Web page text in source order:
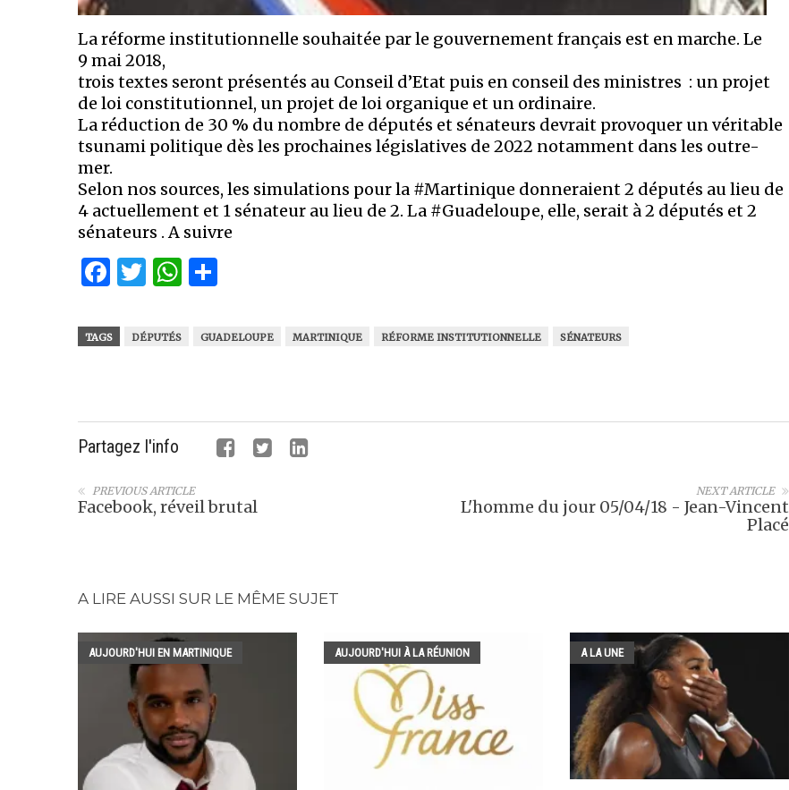
La réforme institutionnelle souhaitée par le gouvernement français est en marche. Le
9 mai 2018,
trois textes seront présentés au Conseil d’Etat puis en conseil des ministres : un projet
de loi constitutionnel, un projet de loi organique et un ordinaire.
La réduction de 30 % du nombre de députés et sénateurs devrait provoquer un véritable
tsunami politique dès les prochaines législatives de 2022 notamment dans les outre-
mer.
Selon nos sources, les simulations pour la #Martinique donneraient 2 députés au lieu de
4 actuellement et 1 sénateur au lieu de 2. La #Guadeloupe, elle, serait à 2 députés et 2
sénateurs . A suivre
Facebook
Twitter
WhatsApp
TAGS DÉPUTÉS GUADELOUPE MARTINIQUE RÉFORME INSTITUTIONNELLE SÉNATEURS
Partagez l'info
NEXT ARTICLE
L'homme du jour 05/04/18 - Jean-Vincent
Placé
PREVIOUS ARTICLE
Facebook, réveil brutal
A LIRE AUSSI SUR LE MÊME SUJET
AUJOURD'HUI EN MARTINIQUE AUJOURD'HUI À LA RÉUNION A LA UNE